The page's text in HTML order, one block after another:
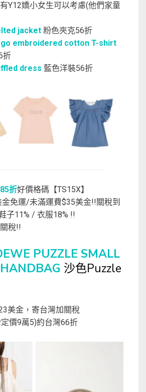
Y12嬌小女生可以考慮(他們家童
jacket 粉色夾克56折
embroidered cotton T-shirt
折
dress 藍色洋裝56折
折好價格碼【TS15X】
免運/未滿運費$35美金!!關稅到
子11% / 衣服18% !!
稅!!
PUZZLE SMALL
沙色Puzzle
美金，寄台灣加關稅
價9萬5)約台灣66折